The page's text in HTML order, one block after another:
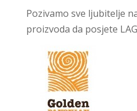
Pozivamo sve ljubitelje
proizvoda da posjete